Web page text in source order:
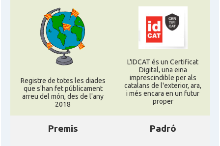
Registre de totes les diades
que s'han fet públicament
arreu del món, des de l'any
2018
L'IDCAT és un Certificat
Digital, una eina
imprescindible per als
catalans de l'exterior, ara,
i més encara en un futur
proper
Premis Padró